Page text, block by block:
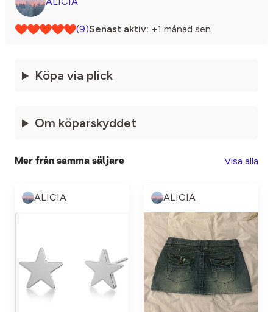
(9)Senast aktiv: +1 månad sen
Köpa via plick
Om köparskyddet
Mer från samma säljare Visa alla
ALICIA ALICIA